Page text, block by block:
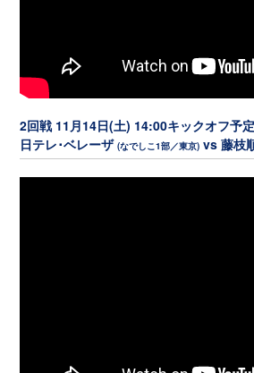
2回戦 11月14日(土) 14:00キックオフ予定
日テレ･ベレーザ(なでしこ1部／東京) vs 藤枝